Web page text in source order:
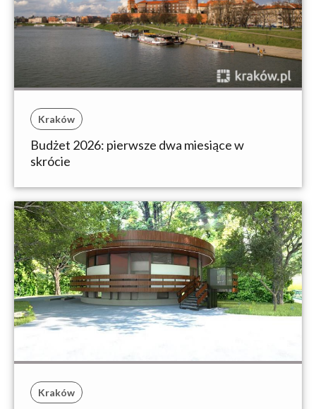
Kraków
Budżet 2026: pierwsze dwa miesiące w
skrócie
Kraków